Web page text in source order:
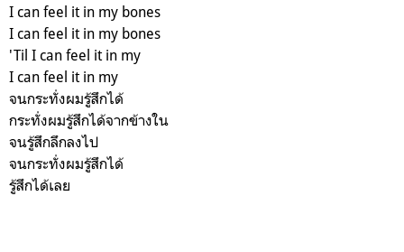
I can feel it in my bones
I can feel it in my bones
'Til I can feel it in my
I can feel it in my
จนกระทั่งผมรู้สึกได้
กระทั่งผมรู้สึกได้จากข้างใน
จนรู้สึกลึกลงไป
จนกระทั่งผมรู้สึกได้
รู้สึกได้เลย